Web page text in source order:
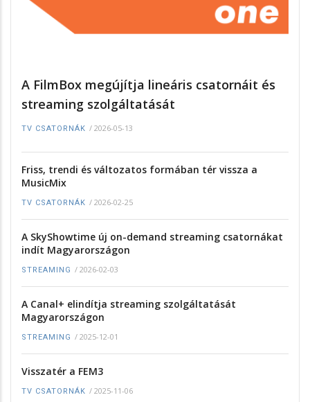
A FilmBox megújítja lineáris csatornáit és
streaming szolgáltatását
TV CSATORNÁK / 2026-05-13
Friss, trendi és változatos formában tér vissza a
MusicMix
TV CSATORNÁK / 2026-02-25
A SkyShowtime új on-demand streaming csatornákat
indít Magyarországon
STREAMING / 2026-02-03
A Canal+ elindítja streaming szolgáltatását
Magyarországon
STREAMING / 2025-12-01
Visszatér a FEM3
TV CSATORNÁK / 2025-11-06